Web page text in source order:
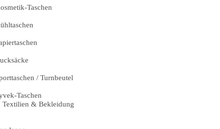
Taschen
/ Turnbeutel
Taschen
Textilien & Bekleidung